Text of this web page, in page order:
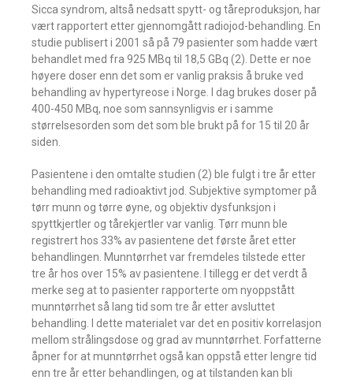
Sicca syndrom, altså nedsatt spytt- og tåreproduksjon, har
vært rapportert etter gjennomgått radiojod-behandling. En
studie publisert i 2001 så på 79 pasienter som hadde vært
behandlet med fra 925 MBq til 18,5 GBq (2). Dette er noe
høyere doser enn det som er vanlig praksis å bruke ved
behandling av hypertyreose i Norge. I dag brukes doser på
400-450 MBq, noe som sannsynligvis er i samme
størrelsesorden som det som ble brukt på for 15 til 20 år
siden.
Pasientene i den omtalte studien (2) ble fulgt i tre år etter
behandling med radioaktivt jod. Subjektive symptomer på
tørr munn og tørre øyne, og objektiv dysfunksjon i
spyttkjertler og tårekjertler var vanlig. Tørr munn ble
registrert hos 33% av pasientene det første året etter
behandlingen. Munntørrhet var fremdeles tilstede etter
tre år hos over 15% av pasientene. I tillegg er det verdt å
merke seg at to pasienter rapporterte om nyoppstått
munntørrhet så lang tid som tre år etter avsluttet
behandling. I dette materialet var det en positiv korrelasjon
mellom strålingsdose og grad av munntørrhet. Forfatterne
åpner for at munntørrhet også kan oppstå etter lengre tid
enn tre år etter behandlingen, og at tilstanden kan bli